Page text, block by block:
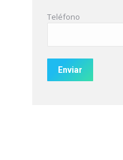
Teléfono